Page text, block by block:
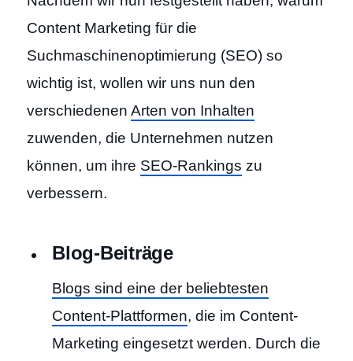
Content Marketing für die
Suchmaschinenoptimierung (SEO) so
wichtig ist, wollen wir uns nun den
verschiedenen Arten von Inhalten
zuwenden, die Unternehmen nutzen
können, um ihre SEO-Rankings zu
verbessern.
Blog-Beiträge
Blogs sind eine der beliebtesten
Content-Plattformen, die im Content-
Marketing eingesetzt werden. Durch die